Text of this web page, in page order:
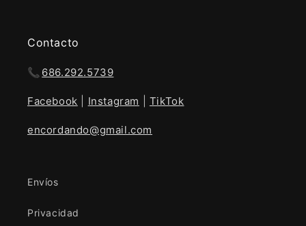
Contacto
📞 686.292.5739
Facebook Instagram TikTok
encordando@gmail.com
Envíos
Privacidad